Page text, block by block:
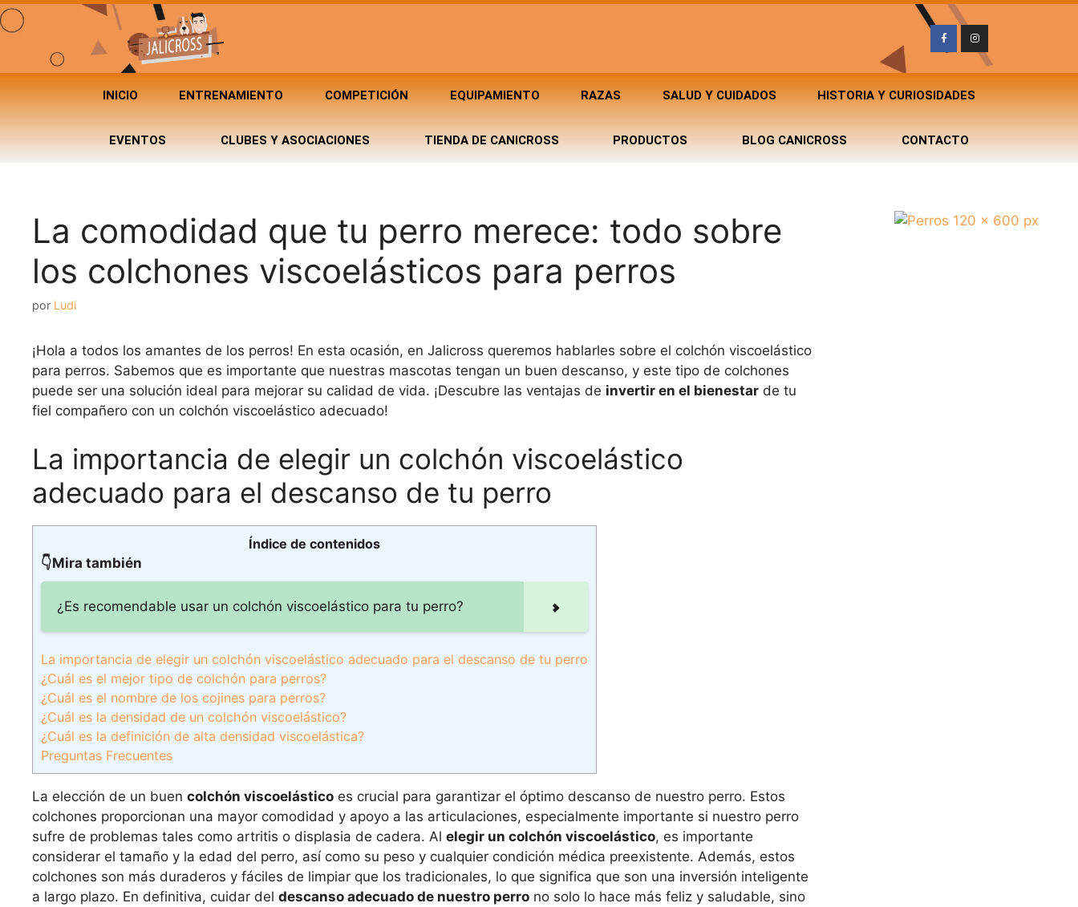
INICIO ENTRENAMIENTO COMPETICIÓN EQUIPAMIENTO RAZAS SALUD Y CUIDADOS HISTORIA Y CURIOSIDADES
EVENTOS CLUBES Y ASOCIACIONES TIENDA DE CANICROSS PRODUCTOS BLOG CANICROSS CONTACTO
La comodidad que tu perro merece: todo sobre
los colchones viscoelásticos para perros
por Ludi
¡Hola a todos los amantes de los perros! En esta ocasión, en Jalicross queremos hablarles sobre el colchón viscoelástico
para perros. Sabemos que es importante que nuestras mascotas tengan un buen descanso, y este tipo de colchones
puede ser una solución ideal para mejorar su calidad de vida. ¡Descubre las ventajas de invertir en el bienestar de tu
fiel compañero con un colchón viscoelástico adecuado!
La importancia de elegir un colchón viscoelástico
adecuado para el descanso de tu perro
Índice de contenidos
👇Mira también
¿Es recomendable usar un colchón viscoelástico para tu perro?
La importancia de elegir un colchón viscoelástico adecuado para el descanso de tu perro
¿Cuál es el mejor tipo de colchón para perros?
¿Cuál es el nombre de los cojines para perros?
¿Cuál es la densidad de un colchón viscoelástico?
¿Cuál es la definición de alta densidad viscoelástica?
Preguntas Frecuentes
La elección de un buen colchón viscoelástico es crucial para garantizar el óptimo descanso de nuestro perro. Estos
colchones proporcionan una mayor comodidad y apoyo a las articulaciones, especialmente importante si nuestro perro
sufre de problemas tales como artritis o displasia de cadera. Al elegir un colchón viscoelástico, es importante
considerar el tamaño y la edad del perro, así como su peso y cualquier condición médica preexistente. Además, estos
colchones son más duraderos y fáciles de limpiar que los tradicionales, lo que significa que son una inversión inteligente
a largo plazo. En definitiva, cuidar del descanso adecuado de nuestro perro no solo lo hace más feliz y saludable, sino